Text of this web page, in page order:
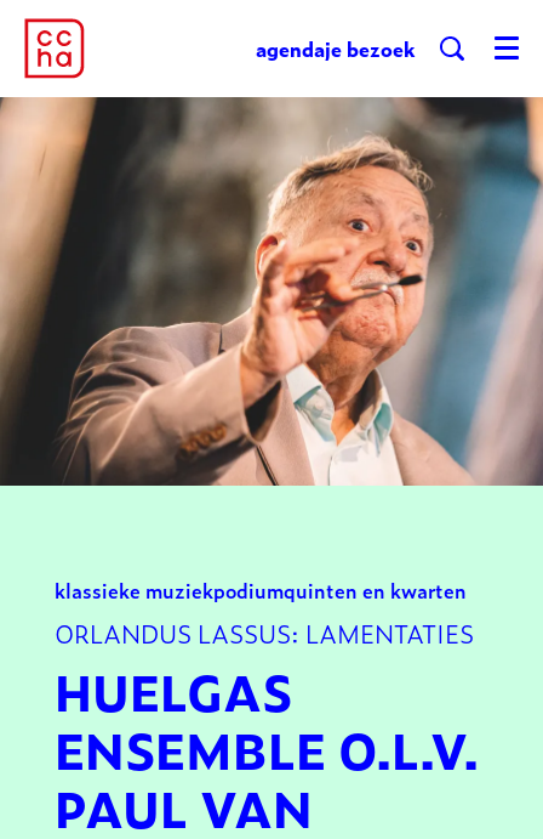
agendaje bezoek Menu
klassieke muziekpodiumquinten en kwarten
ORLANDUS LASSUS: LAMENTATIES
HUELGAS
ENSEMBLE O.L.V.
PAUL VAN